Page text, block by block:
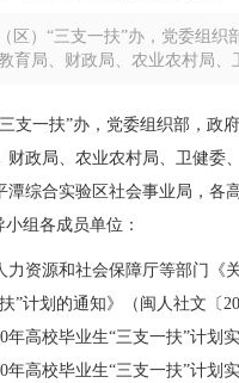
区）“三支一扶”办，党委组织
育局、财政局、农业农村局、
支一扶”办，党委组织部，政
财政局、农业农村局、卫健委
潭综合实验区社会事业局，各
组各成员单位：
力资源和社会保障厅等部门《
”计划的通知》（闽人社文〔
年高校毕业生“三支一扶”计划
高校毕业生“三支一扶”计划实